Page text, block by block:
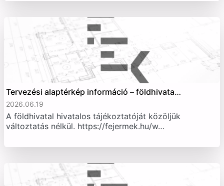
Tervezési alaptérkép információ – földhivata…
2026.06.19
A földhivatal hivatalos tájékoztatóját közöljük
változtatás nélkül. https://fejermek.hu/w…